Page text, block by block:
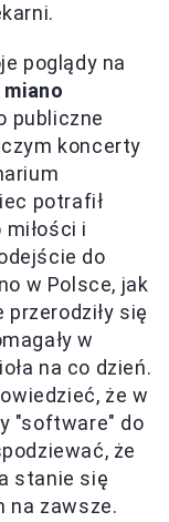
poglądy na
miano
publiczne
koncerty
potrafił
i
do
w Polsce, jak
przerodziły się
w
na co dzień.
że w
"software" do
że
stanie się
na zawsze.